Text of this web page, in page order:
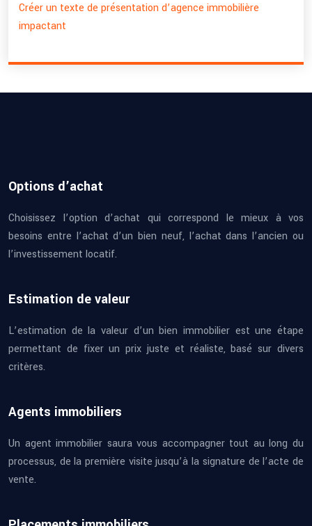
Créer un texte de présentation d’agence immobilière
impactant
Options d’achat
Choisissez l’option d’achat qui correspond le mieux à vos
besoins entre l’achat d’un bien neuf, l’achat dans l’ancien ou
l’investissement locatif.
Estimation de valeur
L’estimation de la valeur d’un bien immobilier est une étape
permettant de fixer un prix juste et réaliste, basé sur divers
critères.
Agents immobiliers
Un agent immobilier saura vous accompagner tout au long du
processus, de la première visite jusqu’à la signature de l’acte de
vente.